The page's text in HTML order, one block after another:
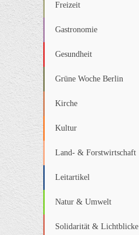
Freizeit
Gastronomie
Gesundheit
Grüne Woche Berlin
Kirche
Kultur
Land- & Forstwirtschaft
Leitartikel
Natur & Umwelt
Solidarität & Lichtblicke